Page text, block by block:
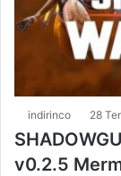
indirinco 28
v0.2.5